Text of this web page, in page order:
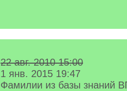
22 авг. 2010 15:00
1 янв. 2015 19:47
Фамилии из базы знаний